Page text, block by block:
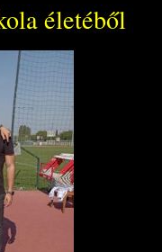
életéből